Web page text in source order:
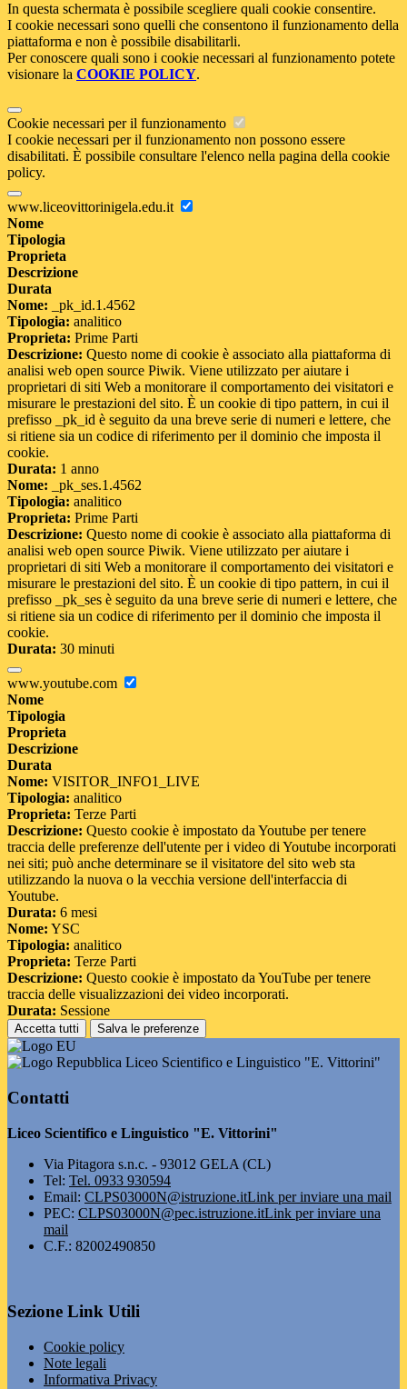
In questa schermata è possibile scegliere quali cookie consentire.
I cookie necessari sono quelli che consentono il funzionamento della
piattaforma e non è possibile disabilitarli.
Per conoscere quali sono i cookie necessari al funzionamento potete
visionare la COOKIE POLICY.
Cookie necessari per il funzionamento
I cookie necessari per il funzionamento non possono essere
disabilitati. È possibile consultare l'elenco nella pagina della cookie
policy.
www.liceovittorinigela.edu.it
Nome
Tipologia
Proprieta
Descrizione
Durata
Nome: _pk_id.1.4562
Tipologia: analitico
Proprieta: Prime Parti
Descrizione: Questo nome di cookie è associato alla piattaforma di
analisi web open source Piwik. Viene utilizzato per aiutare i
proprietari di siti Web a monitorare il comportamento dei visitatori e
misurare le prestazioni del sito. È un cookie di tipo pattern, in cui il
prefisso _pk_id è seguito da una breve serie di numeri e lettere, che
si ritiene sia un codice di riferimento per il dominio che imposta il
cookie.
Durata: 1 anno
Nome: _pk_ses.1.4562
Tipologia: analitico
Proprieta: Prime Parti
Descrizione: Questo nome di cookie è associato alla piattaforma di
analisi web open source Piwik. Viene utilizzato per aiutare i
proprietari di siti Web a monitorare il comportamento dei visitatori e
misurare le prestazioni del sito. È un cookie di tipo pattern, in cui il
prefisso _pk_ses è seguito da una breve serie di numeri e lettere, che
si ritiene sia un codice di riferimento per il dominio che imposta il
cookie.
Durata: 30 minuti
www.youtube.com
Nome
Tipologia
Proprieta
Descrizione
Durata
Nome: VISITOR_INFO1_LIVE
Tipologia: analitico
Proprieta: Terze Parti
Descrizione: Questo cookie è impostato da Youtube per tenere
traccia delle preferenze dell'utente per i video di Youtube incorporati
nei siti; può anche determinare se il visitatore del sito web sta
utilizzando la nuova o la vecchia versione dell'interfaccia di
Youtube.
Durata: 6 mesi
Nome: YSC
Tipologia: analitico
Proprieta: Terze Parti
Descrizione: Questo cookie è impostato da YouTube per tenere
traccia delle visualizzazioni dei video incorporati.
Durata: Sessione
Accetta tutti Salva le preferenze
Liceo Scientifico e Linguistico "E. Vittorini"
Contatti
Liceo Scientifico e Linguistico "E. Vittorini"
Via Pitagora s.n.c. - 93012 GELA (CL)
Tel: Tel. 0933 930594
Email: CLPS03000N@istruzione.itLink per inviare una mail
PEC: CLPS03000N@pec.istruzione.itLink per inviare una
mail
C.F.: 82002490850
Sezione Link Utili
Cookie policy
Note legali
Informativa Privacy